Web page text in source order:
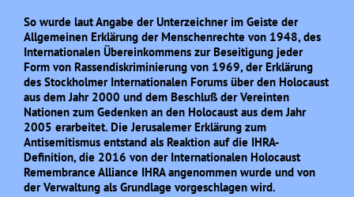
So wurde laut Angabe der Unterzeichner im Geiste der
Allgemeinen Erklärung der Menschenrechte von 1948, des
Internationalen Übereinkommens zur Beseitigung jeder
Form von Rassendiskriminierung von 1969, der Erklärung
des Stockholmer Internationalen Forums über den Holocaust
aus dem Jahr 2000 und dem Beschluß der Vereinten
Nationen zum Gedenken an den Holocaust aus dem Jahr
2005 erarbeitet. Die Jerusalemer Erklärung zum
Antisemitismus entstand als Reaktion auf die IHRA-
Definition, die 2016 von der Internationalen Holocaust
Remembrance Alliance IHRA angenommen wurde und von
der Verwaltung als Grundlage vorgeschlagen wird.